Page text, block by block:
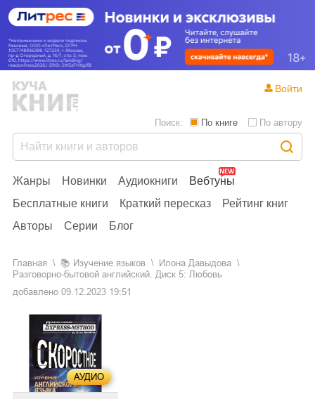
Жанры Новинки Аудиокниги
Вебтуны
Бесплатные книги
Краткий пересказ
Рейтинг книг
Авторы
Серии Блог
Поиск: По книге По автору
Войти
Главная 📚 изучение языков
Илона Давыдова
Разговорно-бытовой английский. Диск 5: Любовь
добавлено 09.12.2023 19:51
АУДИО